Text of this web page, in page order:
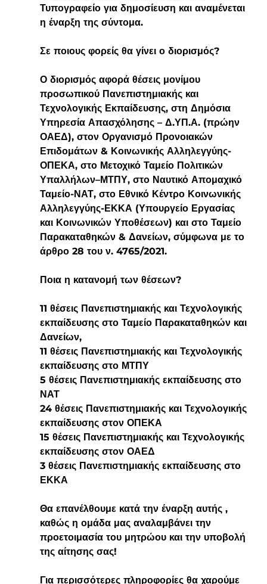
Τυπογραφείο για δημοσίευση και αναμένεται
η έναρξη της σύντομα.
Σε ποιους φορείς θα γίνει ο διορισμός?
Ο διορισμός αφορά θέσεις μονίμου
προσωπικού Πανεπιστημιακής και
Τεχνολογικής Εκπαίδευσης, στη Δημόσια
Υπηρεσία Απασχόλησης – Δ.ΥΠ.Α. (πρώην
ΟΑΕΔ), στον Οργανισμό Προνοιακών
Επιδομάτων & Κοινωνικής Αλληλεγγύης-
ΟΠΕΚΑ, στο Μετοχικό Ταμείο Πολιτικών
Υπαλλήλων–ΜΤΠΥ, στο Ναυτικό Απομαχικό
Ταμείο-ΝΑΤ, στο Εθνικό Κέντρο Κοινωνικής
Αλληλεγγύης-ΕΚΚΑ (Υπουργείο Εργασίας
και Κοινωνικών Υποθέσεων) και στο Ταμείο
Παρακαταθηκών & Δανείων, σύμφωνα με το
άρθρο 28 του ν. 4765/2021.
Ποια η κατανομή των θέσεων?
11 θέσεις Πανεπιστημιακής και Τεχνολογικής
εκπαίδευσης στο Ταμείο Παρακαταθηκών και
Δανείων,
11 θέσεις Πανεπιστημιακής και Τεχνολογικής
εκπαίδευσης στο ΜΤΠΥ
5 θέσεις Πανεπιστημιακής εκπαίδευσης στο
ΝΑΤ
24 θέσεις Πανεπιστημιακής και Τεχνολογικής
εκπαίδευσης στον ΟΠΕΚΑ
15 θέσεις Πανεπιστημιακής και Τεχνολογικής
εκπαίδευσης στον ΟΑΕΔ
3 θέσεις Πανεπιστημιακής εκπαίδευσης στο
ΕΚΚΑ
Θα επανέλθουμε κατά την έναρξη αυτής ,
καθώς η ομάδα μας αναλαμβάνει την
προετοιμασία του μητρώου και την υποβολή
της αίτησης σας!
Για περισσότερες πληροφορίες θα χαρούμε